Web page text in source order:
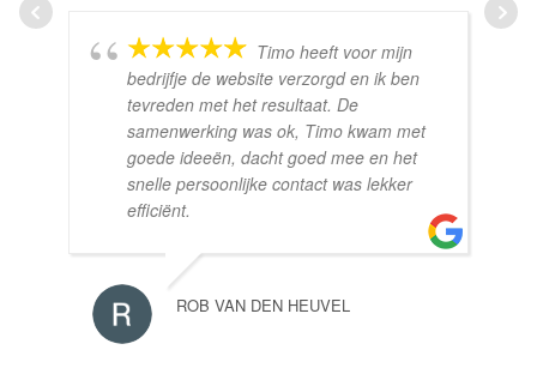
Timo heeft voor mijn
bedrijfje de website verzorgd en ik ben
tevreden met het resultaat. De
samenwerking was ok, Timo kwam met
goede ideeën, dacht goed mee en het
snelle persoonlijke contact was lekker
efficiënt.
ROB VAN DEN HEUVEL